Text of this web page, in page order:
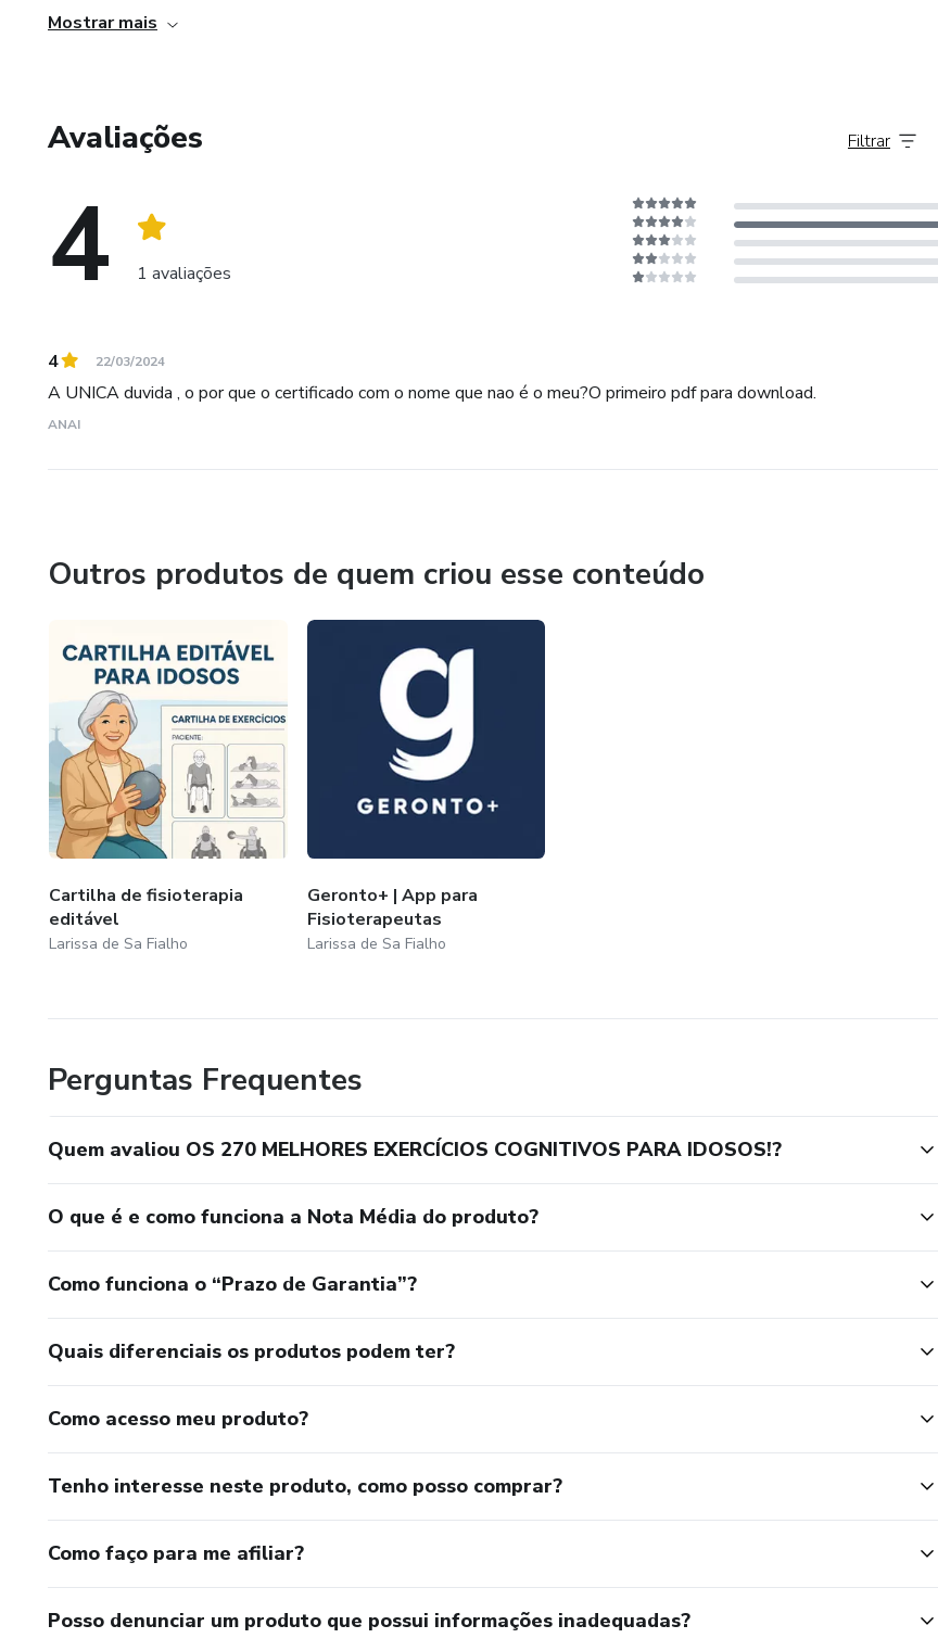
Agora, a sua missão é de levar esse conhecimento com transparência para Fisioterapeutas que querem melhorar o seu
Mostrar mais
Avaliações
4 1 avaliações
Filtrar
4 22/03/2024
A UNICA duvida , o por que o certificado com o nome que nao é o meu?O primeiro pdf para download.
ANAI
Outros produtos de quem criou esse conteúdo
Cartilha de fisioterapia
editável
Larissa de Sa Fialho
Geronto+ | App para
Fisioterapeutas
Larissa de Sa Fialho
Perguntas Frequentes
Quem avaliou OS 270 MELHORES EXERCÍCIOS COGNITIVOS PARA IDOSOS!?
O que é e como funciona a Nota Média do produto?
Como funciona o “Prazo de Garantia”?
Quais diferenciais os produtos podem ter?
Como acesso meu produto?
Tenho interesse neste produto, como posso comprar?
Como faço para me afiliar?
Posso denunciar um produto que possui informações inadequadas?